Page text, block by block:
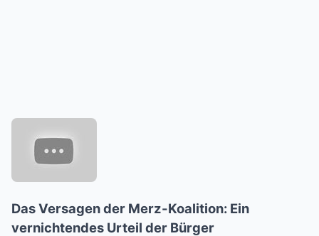
Das Versagen der Merz-Koalition: Ein
vernichtendes Urteil der Bürger